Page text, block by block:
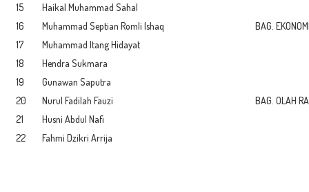
15
Haikal Muhammad Sahal
16
Muhammad Septian Romli Ishaq
BAG.
17
Muhammad Itang Hidayat
18
Hendra Sukmara
19
Gunawan Saputra
20
Nurul Fadilah Fauzi
BAG. OLAH
21
Husni Abdul Nafi
22
Fahmi Dzikri Arrija